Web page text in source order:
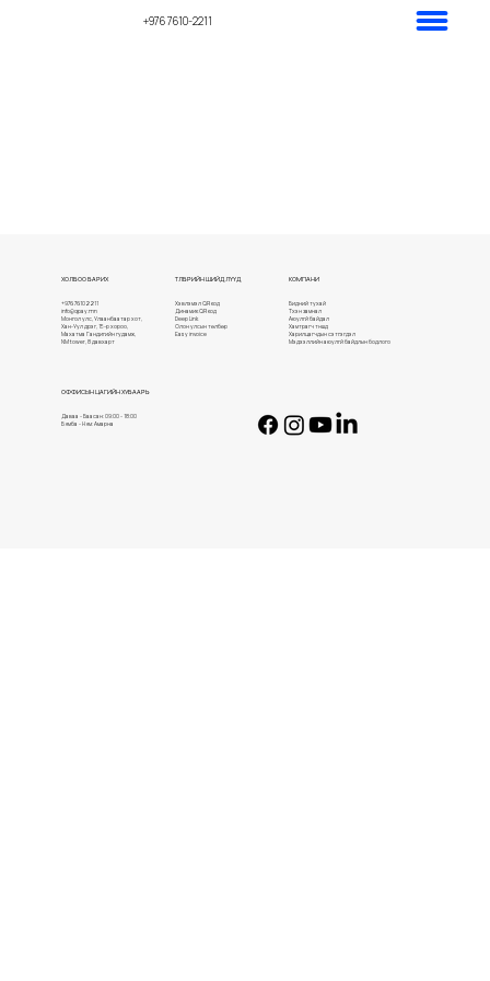
+976 7610-2211
ХОЛБОО БАРИХ
+976 76102211
info@qpay.mn
Монгол улс, Улаанбаатар хот,
Хан-Уул дүүрэг, 15-р хороо,
Махатма Гандигийн гудамж,
NM tower, 8 давхарт
ТӨЛБӨРИЙН ШИЙДЛҮҮД
Хэвлэмэл QR код
Динамик QR код
Deep Link
Олон улсын төлбөр
Easy invoice
КОМПАНИ
Бидний тухай
Түүхэн замнал
Аюулгүй байдал
Хамтрагч түншүүд
Харилцагчдын сэтгэгдэл
Мэдээллийн аюулгүй байдлын бодлого
ОФФИСЫН ЦАГИЙН ХУВААРЬ
Даваа - Баасан: 09:00 - 18:00
Бямба - Ням: Амарна